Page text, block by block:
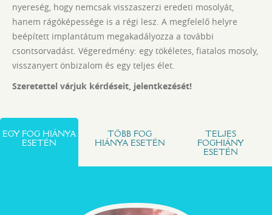
nyereség, hogy nemcsak visszaszerzi eredeti mosolyát,
hanem rágóképessége is a régi lesz. A megfelelő helyre
beépített implantátum megakadályozza a további
csontsorvadást. Végeredmény: egy tökéletes, fiatalos mosoly,
visszanyert önbizalom és egy teljes élet.
Szeretettel várjuk kérdéseit, jelentkezését!
EGY FOG HIÁNYA
ESETÉN
TÖBB FOG
HIÁNYA ESETÉN
TELJES
FOGHIÁNY
ESETÉN